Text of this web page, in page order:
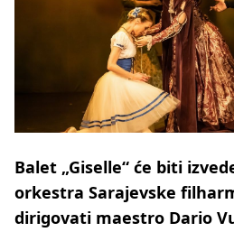
Balet „Giselle“ će biti
orkestra Sarajevske
dirigovati maestro Dario